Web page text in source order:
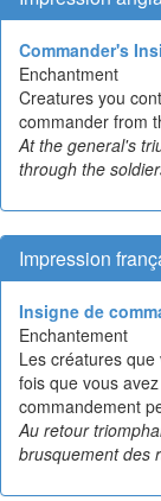
Commander's
Enchantment
Creatures you
commander from
At the general's
through the
Impression
Insigne de
Enchantement
Les créatures
fois que vous
commandement
Au retour
brusquement des